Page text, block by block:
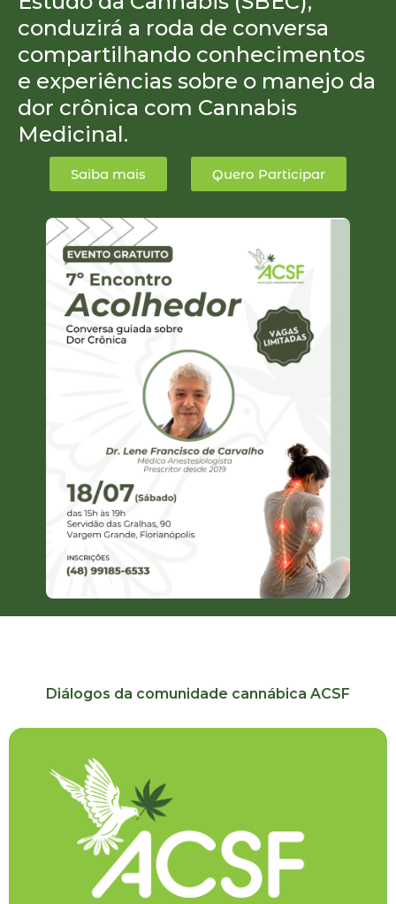
conduzirá a roda de conversa
compartilhando conhecimentos
e experiências sobre o manejo da
dor crônica com Cannabis
Medicinal.
Saiba mais Quero Participar
Diálogos da comunidade cannábica ACSF